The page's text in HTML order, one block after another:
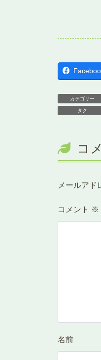
カテゴリー
タグ
コ
メールアド
コメント ※
名前